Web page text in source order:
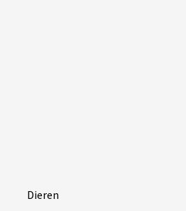
Dieren